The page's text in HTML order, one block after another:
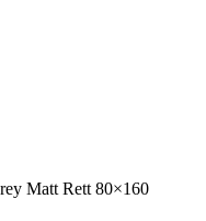
Matt Rett 80×160